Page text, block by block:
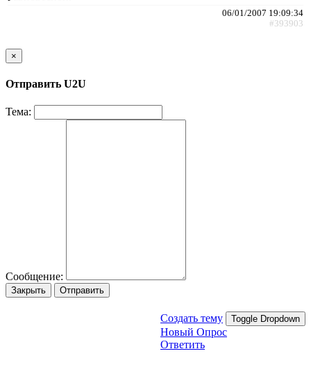
06/01/2007 19:09:34
#393903
×
Отправить U2U
Тема:
Сообщение:
Закрыть Отправить
Создать тему Toggle Dropdown
Новый Опрос
Ответить